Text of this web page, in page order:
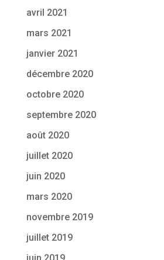
avril 2021
mars 2021
janvier 2021
décembre 2020
octobre 2020
septembre 2020
août 2020
juillet 2020
juin 2020
mars 2020
novembre 2019
juillet 2019